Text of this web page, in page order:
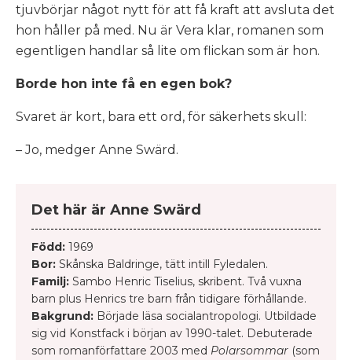
tjuvbörjar något nytt för att få kraft att avsluta det
hon håller på med. Nu är Vera klar, romanen som
egentligen handlar så lite om flickan som är hon.
Borde hon inte få en egen bok?
Svaret är kort, bara ett ord, för säkerhets skull:
– Jo, medger Anne Swärd.
Det här är Anne Swärd
Född: 1969
Bor: Skånska Baldringe, tätt intill Fyledalen.
Familj: Sambo Henric Tiselius, skribent. Två vuxna
barn plus Henrics tre barn från tidigare förhållande.
Bakgrund: Började läsa socialantropologi. Utbildade
sig vid Konstfack i början av 1990-talet. Debuterade
som romanförfattare 2003 med Polarsommar (som